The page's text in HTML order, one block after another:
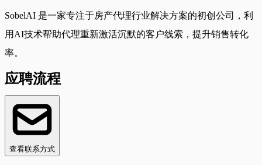
SobelAI 是一家专注于房产代理行业解决方案的初创公司，利
用AI技术帮助代理重新激活沉默的客户线索，提升销售转化
率。
应聘流程
查看联系方式